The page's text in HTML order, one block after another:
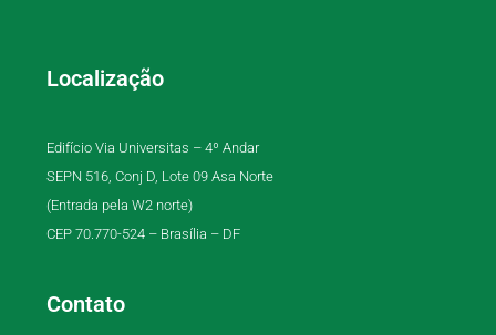
Localização
Edifício Via Universitas – 4º Andar
SEPN 516, Conj D, Lote 09 Asa Norte
(Entrada pela W2 norte)
CEP 70.770-524 – Brasília – DF
Contato